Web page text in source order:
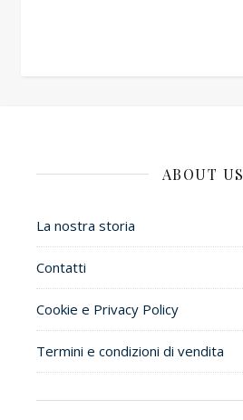
ABOUT US
La nostra storia
Contatti
Cookie e Privacy Policy
Termini e condizioni di vendita